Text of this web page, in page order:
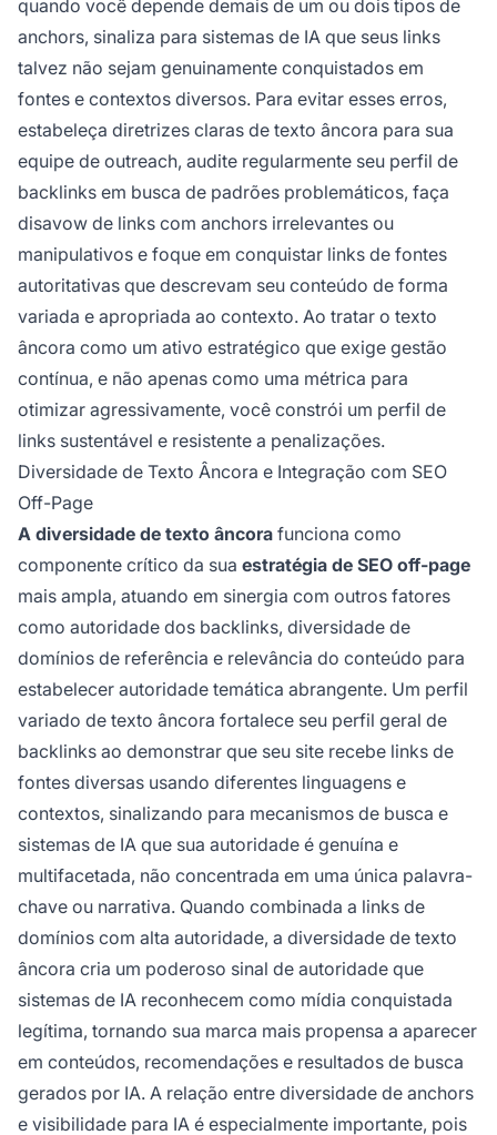
quando você depende demais de um ou dois tipos de
anchors, sinaliza para sistemas de IA que seus links
talvez não sejam genuinamente conquistados em
fontes e contextos diversos. Para evitar esses erros,
estabeleça diretrizes claras de texto âncora para sua
equipe de outreach, audite regularmente seu perfil de
backlinks em busca de padrões problemáticos, faça
disavow de links com anchors irrelevantes ou
manipulativos e foque em conquistar links de fontes
autoritativas que descrevam seu conteúdo de forma
variada e apropriada ao contexto. Ao tratar o texto
âncora como um ativo estratégico que exige gestão
contínua, e não apenas como uma métrica para
otimizar agressivamente, você constrói um perfil de
links sustentável e resistente a penalizações.
Diversidade de Texto Âncora e Integração com SEO
Off-Page
A diversidade de texto âncora funciona como
componente crítico da sua estratégia de SEO off-page
mais ampla, atuando em sinergia com outros fatores
como autoridade dos backlinks, diversidade de
domínios de referência e relevância do conteúdo para
estabelecer autoridade temática abrangente. Um perfil
variado de texto âncora fortalece seu perfil geral de
backlinks ao demonstrar que seu site recebe links de
fontes diversas usando diferentes linguagens e
contextos, sinalizando para mecanismos de busca e
sistemas de IA que sua autoridade é genuína e
multifacetada, não concentrada em uma única palavra-
chave ou narrativa. Quando combinada a links de
domínios com alta autoridade, a diversidade de texto
âncora cria um poderoso sinal de autoridade que
sistemas de IA reconhecem como mídia conquistada
legítima, tornando sua marca mais propensa a aparecer
em conteúdos, recomendações e resultados de busca
gerados por IA. A relação entre diversidade de anchors
e visibilidade para IA é especialmente importante, pois